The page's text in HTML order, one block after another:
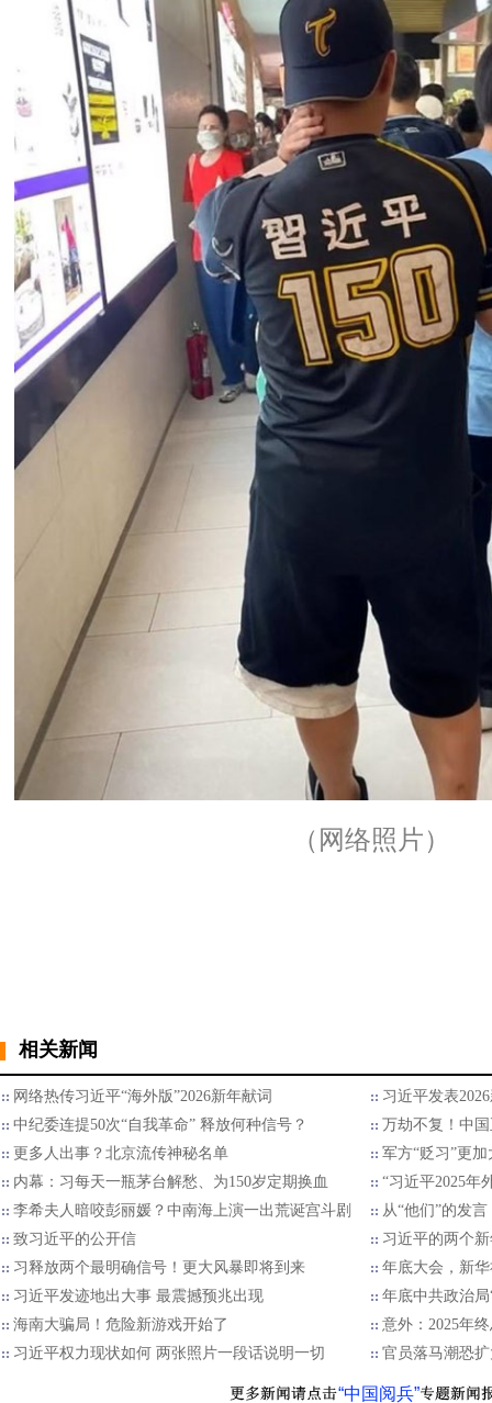
（网络照片）
相关新闻
网络热传习近平“海外版”2026新年献词
习近平发表
中纪委连提50次“自我革命” 释放何种信号？
万劫不复！中
更多人出事？北京流传神秘名单
军方“贬习”更加
内幕：习每天一瓶茅台解愁、为150岁定期换血
“习近平2025年
李希夫人暗咬彭丽媛？中南海上演一出荒诞宫斗剧
从“他们”的发
致习近平的公开信
习近平的两个
习释放两个最明确信号！更大风暴即将到来
年底大会，新
习近平发迹地出大事 最震撼预兆出现
年底中共政治
海南大骗局！危险新游戏开始了
意外：2025年
习近平权力现状如何 两张照片一段话说明一切
官员落马潮恐
“中国阅兵”